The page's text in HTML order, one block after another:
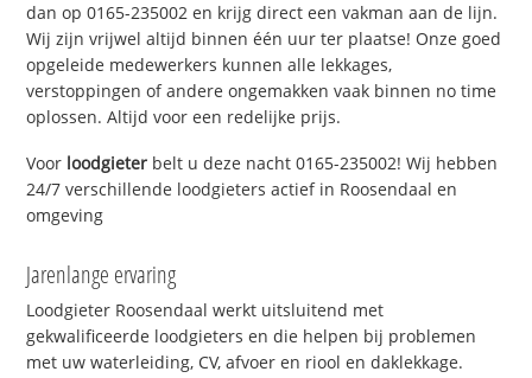
dan op 0165-235002 en krijg direct een vakman aan de lijn.
Wij zijn vrijwel altijd binnen één uur ter plaatse! Onze goed
opgeleide medewerkers kunnen alle lekkages,
verstoppingen of andere ongemakken vaak binnen no time
oplossen. Altijd voor een redelijke prijs.
Voor loodgieter belt u deze nacht 0165-235002! Wij hebben
24/7 verschillende loodgieters actief in Roosendaal en
omgeving
Jarenlange ervaring
Loodgieter Roosendaal werkt uitsluitend met
gekwalificeerde loodgieters en die helpen bij problemen
met uw waterleiding, CV, afvoer en riool en daklekkage.